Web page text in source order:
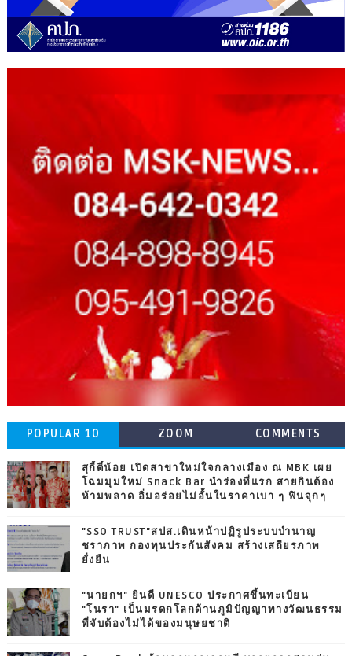
POPULAR 10 ZOOM COMMENTS
สุกี้ตี๋น้อย เปิดสาขาใหม่ใจกลางเมือง ณ MBK เผย
โฉมมุมใหม่ Snack Bar นำร่องที่แรก สายกินต้อง
ห้ามพลาด อิ่มอร่อยไม่อั้นในราคาเบา ๆ ฟินจุกๆ
"SSO TRUST"สปส.เดินหน้าปฏิรูประบบบำนาญ
ชราภาพ กองทุนประกันสังคม สร้างเสถียรภาพ
ยั่งยืน
"นายกฯ" ยินดี UNESCO ประกาศขึ้นทะเบียน
"โนรา" เป็นมรดกโลกด้านภูมิปัญญาทางวัฒนธรรม
ที่จับต้องไม่ได้ของมนุษยชาติ